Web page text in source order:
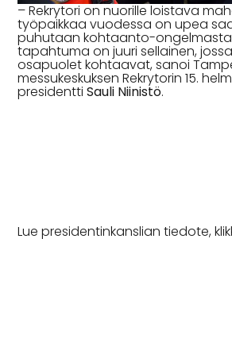
– Rekrytori on nuorille loistava
työpaikkaa vuodessa on upea
puhutaan kohtaanto-
tapahtuma on juuri sellainen,
osapuolet kohtaavat, sanoi
messukeskuksen Rekrytorin 15.
presidenttiSauli Niinistö.
Lue presidentinkanslian tiedote,